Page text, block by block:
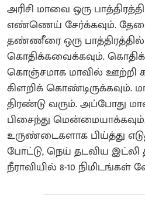
அரிசி மாவை ஒரு
எண்ணெய் சேர்க்கவும்.
தண்ணீரை ஒரு
கொதிக்கவைக்கவும்.
கொஞ்சமாக மாவில் ஊற்றி
கிளறிக் கொண்டிருக்கவும்.
திரண்டு வரும். அப்போது
பிசைந்து மென்மையாக்கவும்.
உருண்டைகளாக பிய்த்து
போட்டு, நெய் தடவிய இட்லி
நீராவியில் 8-10 நிமிடங்கள்